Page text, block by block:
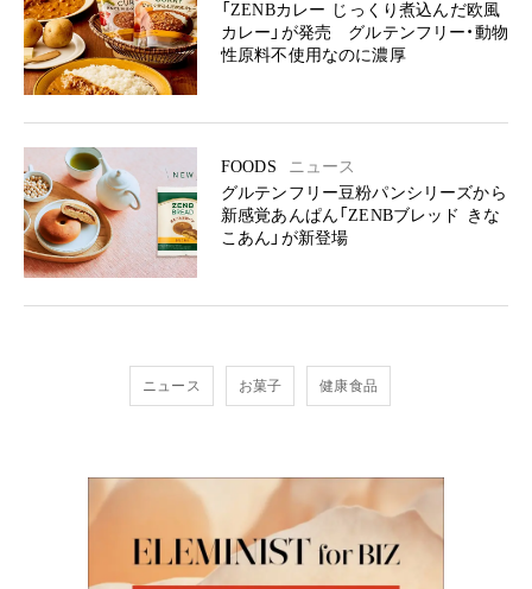
「ZENBカレー じっくり煮込んだ欧風
カレー」が発売 グルテンフリー・動物
性原料不使用なのに濃厚
FOODS
ニュース
グルテンフリー豆粉パンシリーズから
新感覚あんぱん「ZENBブレッド きな
こあん」が新登場
ニュース お菓子 健康食品